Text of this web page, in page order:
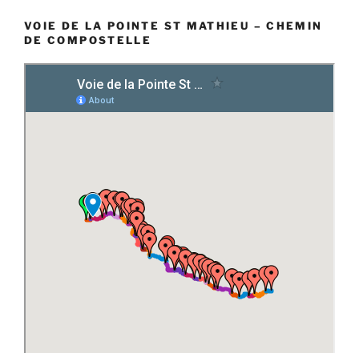
VOIE DE LA POINTE ST MATHIEU – CHEMIN
DE COMPOSTELLE